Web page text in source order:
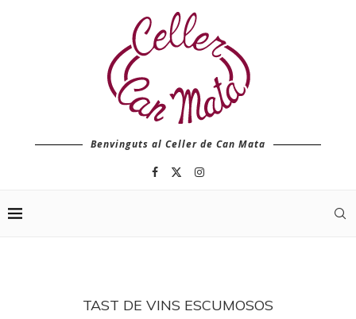
Benvinguts al Celler de Can Mata
TAST DE VINS ESCUMOSOS